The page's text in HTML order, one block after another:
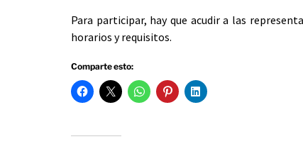
Para participar, hay que acudir a las
horarios y requisitos.
Comparte esto: